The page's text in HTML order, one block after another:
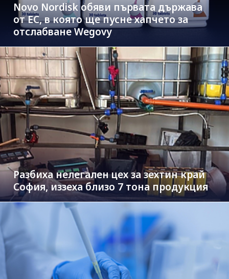
Novo Nordisk обяви първата държава
от ЕС, в която ще пусне хапчето за
отслабване Wegovy
Разбиха нелегален цех за зехтин край
София, иззеха близо 7 тона продукция